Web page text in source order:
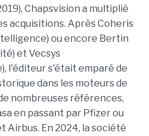
Chapsvision a multiplié
acquisitions. Après Coheris
ou encore Bertin
et Vecsys
l'éditeur s'était emparé de
dans les moteurs de
nombreuses références,
en passant par Pfizer ou
Airbus. En 2024, la société